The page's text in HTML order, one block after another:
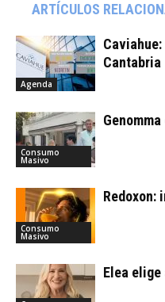
ARTÍCULOS
Agenda
Cantabria
Consumo
Masivo
Consumo
Masivo
Redoxon:
Elea elige